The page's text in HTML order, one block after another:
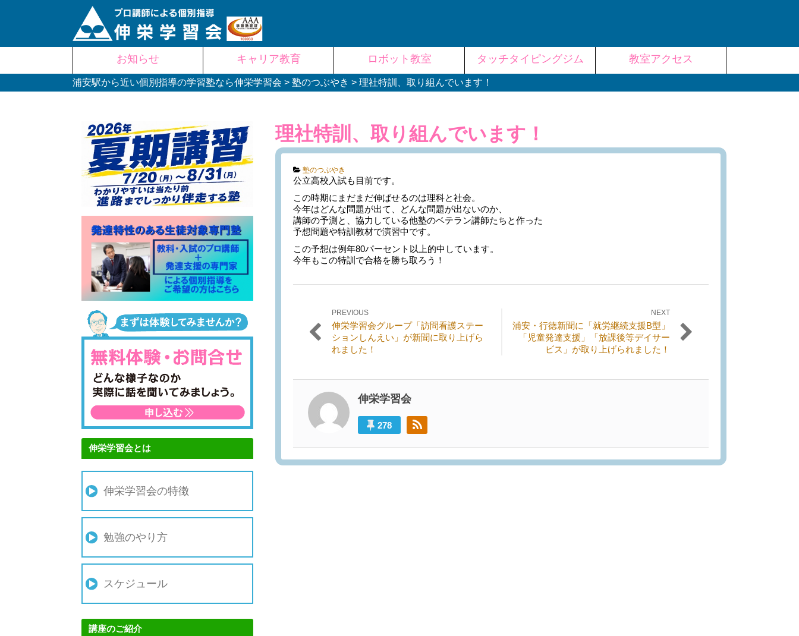
content
お知らせ キャリア教育 ロボット教室 タッチタイピングジム 教室アクセス
浦安駅から近い個別指導の学習塾なら伸栄学習会 > 塾のつぶやき > 理社特訓、取り組んでいます！
理社特訓、取り組んでいます！
Categories:
塾のつぶやき
公立高校入試も目前です。
この時期にまだまだ伸ばせるのは理科と社会。
今年はどんな問題が出て、どんな問題が出ないのか、
講師の予測と、協力している他塾のベテラン講師たちと作った
予想問題や特訓教材で演習中です。
この予想は例年80パーセント以上的中しています。
今年もこの特訓で合格を勝ち取ろう！
投稿ナビゲーション
PREVIOUS
Previous
post:
伸栄学習会グループ「訪問看護ステー
ションしんえい」が新聞に取り上げら
れました！
NEXT
Next
post:
浦安・行徳新聞に「就労継続支援B型」
「児童発達支援」「放課後等デイサー
ビス」が取り上げられました！
伸栄学習会
278
伸栄学習会とは
伸栄学習会の特徴
勉強のやり方
スケジュール
講座のご紹介